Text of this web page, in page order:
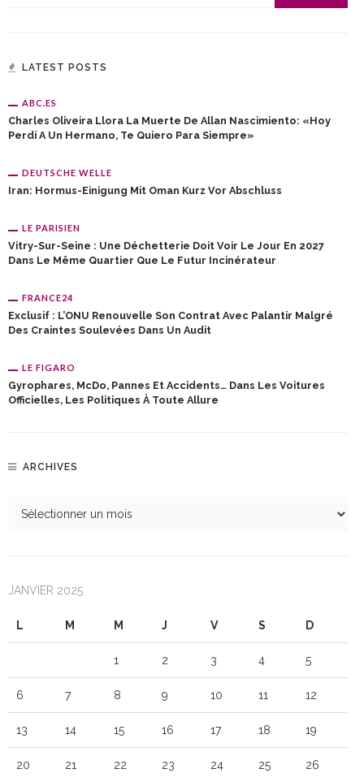
LATEST POSTS
ABC.ES
Charles Oliveira Llora La Muerte De Allan Nascimiento: «Hoy
Perdí A Un Hermano, Te Quiero Para Siempre»
DEUTSCHE WELLE
Iran: Hormus-Einigung Mit Oman Kurz Vor Abschluss
LE PARISIEN
Vitry-Sur-Seine : Une Déchetterie Doit Voir Le Jour En 2027
Dans Le Même Quartier Que Le Futur Incinérateur
FRANCE24
Exclusif : L’ONU Renouvelle Son Contrat Avec Palantir Malgré
Des Craintes Soulevées Dans Un Audit
LE FIGARO
Gyrophares, McDo, Pannes Et Accidents… Dans Les Voitures
Officielles, Les Politiques À Toute Allure
ARCHIVES
JANVIER 2025
L M M J V S D
1 2 3 4 5
6 7 8 9 10 11 12
13 14 15 16 17 18 19
20 21 22 23 24 25 26